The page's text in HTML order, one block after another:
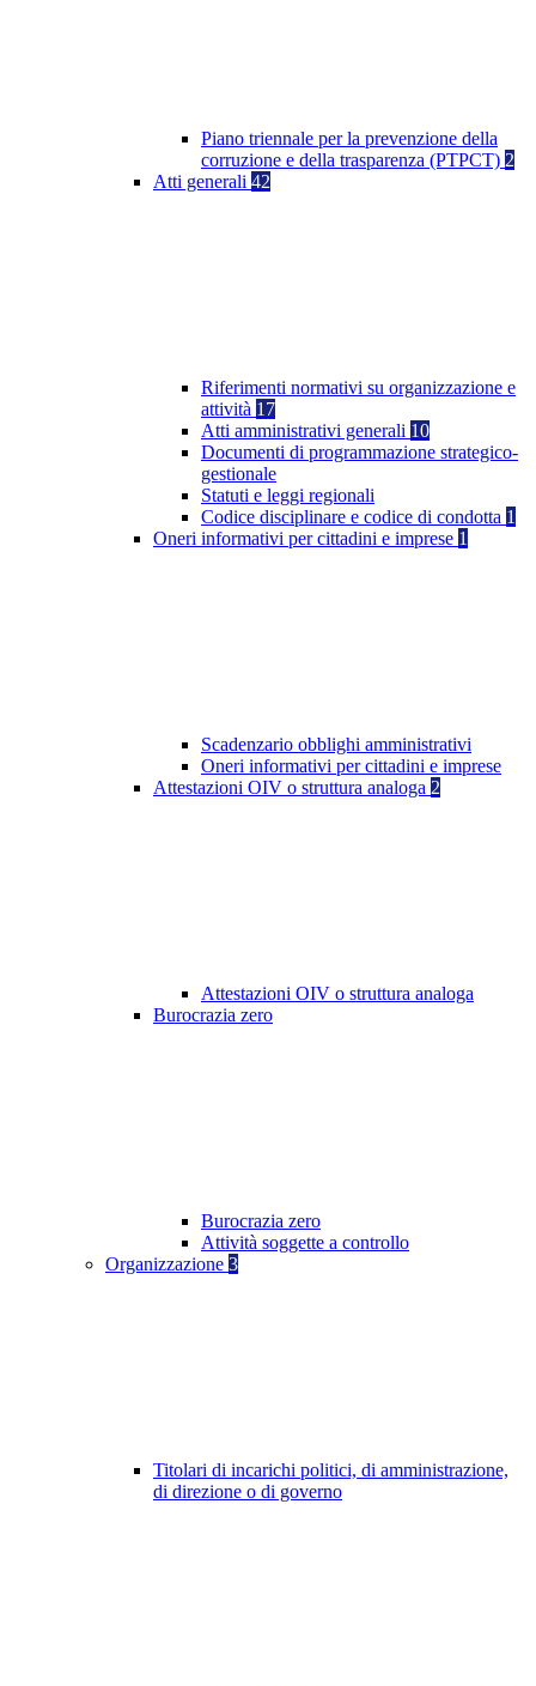
Piano triennale per la prevenzione della
corruzione e della trasparenza (PTPCT) 2
Atti generali 42
Riferimenti normativi su organizzazione e
attività 17
Atti amministrativi generali 10
Documenti di programmazione strategico-
gestionale
Statuti e leggi regionali
Codice disciplinare e codice di condotta 1
Oneri informativi per cittadini e imprese 1
Scadenzario obblighi amministrativi
Oneri informativi per cittadini e imprese
Attestazioni OIV o struttura analoga 2
Attestazioni OIV o struttura analoga
Burocrazia zero
Burocrazia zero
Attività soggette a controllo
Organizzazione 3
Titolari di incarichi politici, di amministrazione,
di direzione o di governo